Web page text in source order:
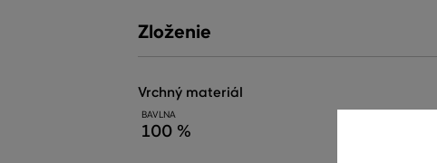
Zloženie
vrchný materiál
BAVLNA
100 %